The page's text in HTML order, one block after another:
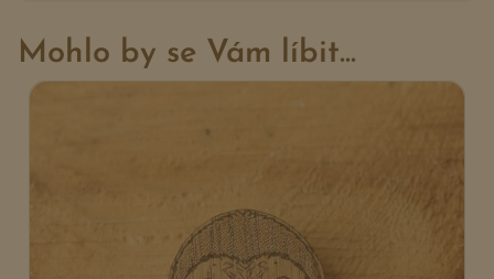
Mohlo by se Vám líbit...